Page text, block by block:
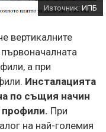
Източник:ИПБ
вертикалните
а при
Инсталацията
по същия начин
При
на най-големия